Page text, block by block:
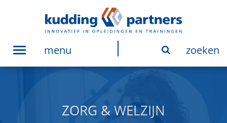
zoeken
Toggle
menu
ZORG & WELZIJN